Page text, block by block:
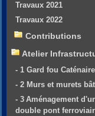
Travaux 2021
Travaux 2022
Contributions
Atelier
- 1 Gard fou
- 2 Murs et murets
- 3 Aménagement
double pont